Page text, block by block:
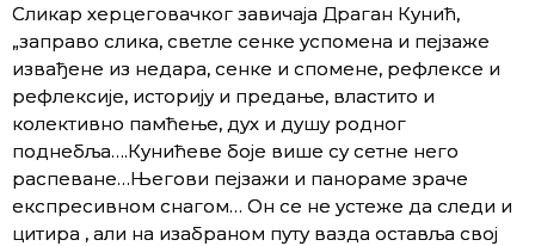
Сликар херцеговачког завичаја Драган Кунић,
„заправо слика, светле сенке успомена и пејзаже
извађене из недара, сенке и спомене, рефлексе и
рефлексије, историју и предање, властито и
колективно памћење, дух и душу родног
поднебља….Кунићеве боје више су сетне него
распеване…Његови пејзажи и панораме зраче
експресивном снагом… Он се не устеже да следи и
цитира , али на изабраном путу вазда оставља свој